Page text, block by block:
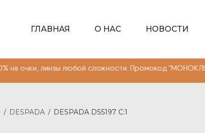
ГЛАВНАЯ О НАС НОВОСТИ
сложности. Промокод "МОНОКЛЬ
/ DESPADA / DESPADA DS5197 С:1